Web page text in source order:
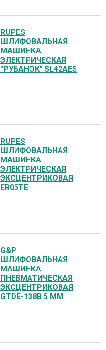
RUPES
ШЛИФОВАЛЬНАЯ
МАШИНКА
ЭЛЕКТРИЧЕСКАЯ
"РУБАНОК" SL42AES
RUPES
ШЛИФОВАЛЬНАЯ
МАШИНКА
ЭЛЕКТРИЧЕСКАЯ
ЭКСЦЕНТРИКОВАЯ
ER05TE
G&P
ШЛИФОВАЛЬНАЯ
МАШИНКА
ПНЕВМАТИЧЕСКАЯ
ЭКСЦЕНТРИКОВАЯ
GTDE-138B 5 ММ